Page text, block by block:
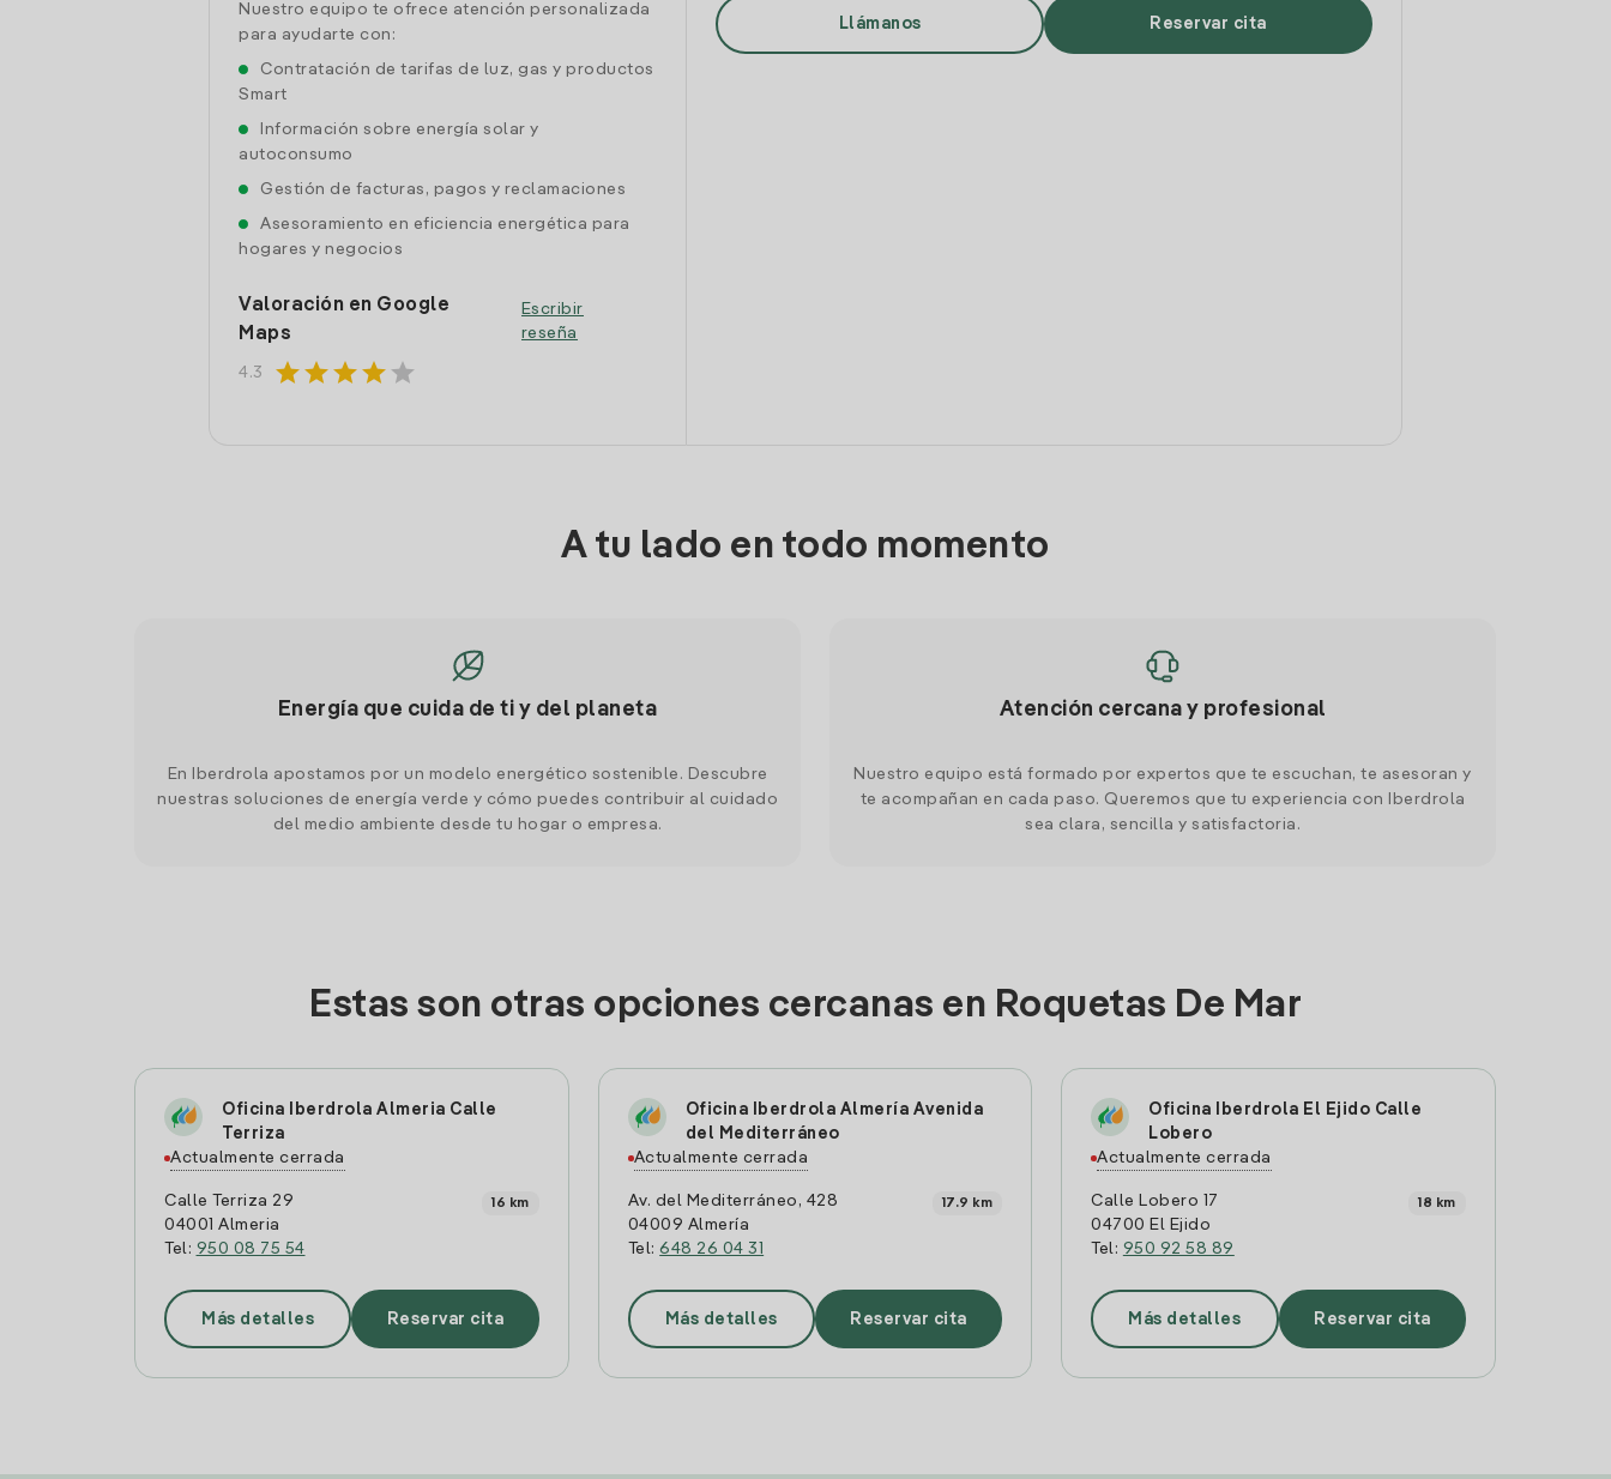
Nuestro equipo te ofrece atención personalizada
para ayudarte con:
Contratación de tarifas de luz, gas y productos
Smart
Información sobre energía solar y
autoconsumo
Gestión de facturas, pagos y reclamaciones
Asesoramiento en eficiencia energética para
hogares y negocios
Valoración en Google
Maps
4.3 starstarstarstar star
Escribir
reseña
Llámanos Reservar cita
A tu lado en todo momento
Energía que cuida de ti y del planeta
En Iberdrola apostamos por un modelo energético sostenible. Descubre
nuestras soluciones de energía verde y cómo puedes contribuir al cuidado
del medio ambiente desde tu hogar o empresa.
Atención cercana y profesional
Nuestro equipo está formado por expertos que te escuchan, te asesoran y
te acompañan en cada paso. Queremos que tu experiencia con Iberdrola
sea clara, sencilla y satisfactoria.
Estas son otras opciones cercanas en Roquetas De Mar
Oficina Iberdrola Almeria Calle
Terriza
Actualmente cerrada
Calle Terriza 29
04001 Almeria
Tel: 950 08 75 54
16 km
Más detalles Reservar cita
Oficina Iberdrola Almería Avenida
del Mediterráneo
Actualmente cerrada
Av. del Mediterráneo, 428
04009 Almería
Tel:648 26 04 31
17.9 km
Más detalles Reservar cita
Oficina Iberdrola El Ejido Calle
Lobero
Actualmente cerrada
Calle Lobero 17
04700 El Ejido
Tel: 950 92 58 89
18 km
Más detalles Reservar cita